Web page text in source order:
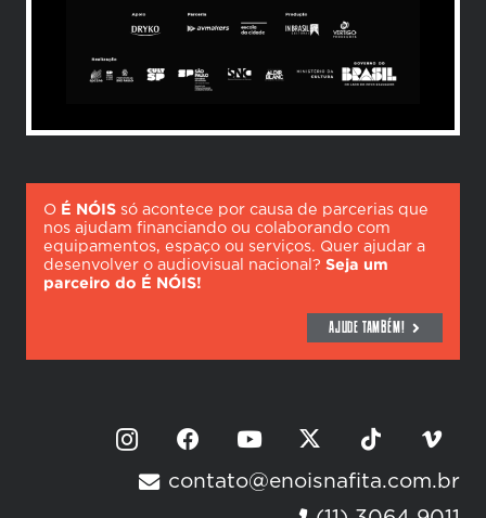
O É NÓIS só acontece por causa de parcerias que
nos ajudam financiando ou colaborando com
equipamentos, espaço ou serviços. Quer ajudar a
desenvolver o audiovisual nacional? Seja um
parceiro do É NÓIS!
AJUDE TAMBÉM!
contato@enoisnafita.com.br